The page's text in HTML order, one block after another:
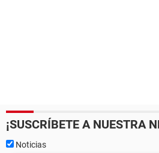
¡SUSCRÍBETE A NUESTRA
Noticias